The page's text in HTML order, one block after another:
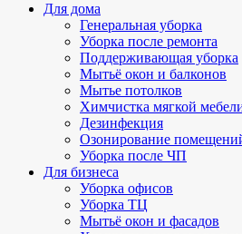
Для дома
Генеральная уборка
Уборка после ремонта
Поддерживающая уборка
Мытьё окон и балконов
Мытье потолков
Химчистка мягкой
Дезинфекция
Озонирование
Уборка после ЧП
Для бизнеса
Уборка офисов
Уборка ТЦ
Мытьё окон и фасадов